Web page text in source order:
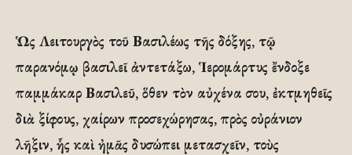
Ὡς Λειτουργὸς τοῦ Βασιλέως τῆς δόξης, τῷ
παρανόμῳ βασιλεῖ ἀντετάξω, Ἱερομάρτυς ἔνδοξε
παμμάκαρ Βασιλεῦ, ὅθεν τὸν αὐχένα σου, ἐκτμηθεῖς
διὰ ξίφους, χαίρων προσεχώρησας, πρὸς οὐράνιον
λῆξιν, ἧς καὶ ἠμᾶς δυσώπει μετασχεῖν, τοὺς